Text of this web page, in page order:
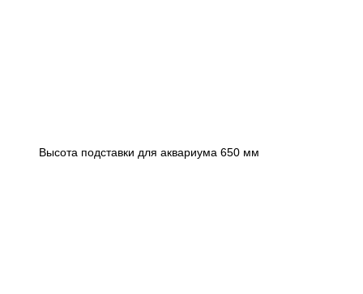
Высота подставки для аквариума 650 мм